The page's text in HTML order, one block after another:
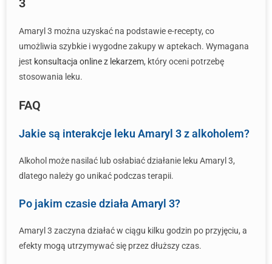
3
Amaryl 3 można uzyskać na podstawie e-recepty, co
umożliwia szybkie i wygodne zakupy w aptekach. Wymagana
jest konsultacja online z lekarzem, który oceni potrzebę
stosowania leku.
FAQ
Jakie są interakcje leku Amaryl 3 z alkoholem?
Alkohol może nasilać lub osłabiać działanie leku Amaryl 3,
dlatego należy go unikać podczas terapii.
Po jakim czasie działa Amaryl 3?
Amaryl 3 zaczyna działać w ciągu kilku godzin po przyjęciu, a
efekty mogą utrzymywać się przez dłuższy czas.